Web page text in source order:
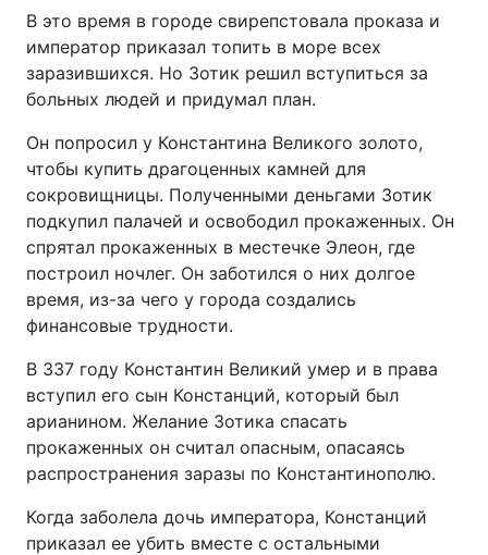
В это время в городе свирепстовала проказа и
император приказал топить в море всех
заразившихся. Но Зотик решил вступиться за
больных людей и придумал план.
Он попросил у Константина Великого золото,
чтобы купить драгоценных камней для
сокровищницы. Полученными деньгами Зотик
подкупил палачей и освободил прокаженных. Он
спрятал прокаженных в местечке Элеон, где
построил ночлег. Он заботился о них долгое
время, из-за чего у города создались
финансовые трудности.
В 337 году Константин Великий умер и в права
вступил его сын Констанций, который был
арианином. Желание Зотика спасать
прокаженных он считал опасным, опасаясь
распространения заразы по Константинополю.
Когда заболела дочь императора, Констанций
приказал ее убить вместе с остальными